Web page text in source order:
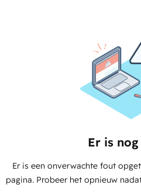
Er is
Er is een onverwachte fout
pagina. Probeer het opnieuw